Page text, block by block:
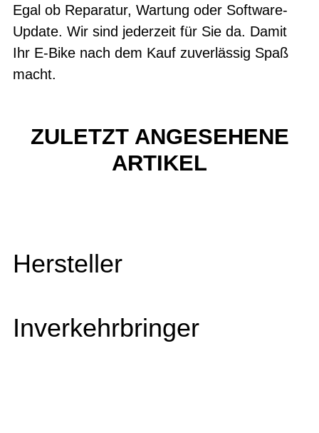
Egal ob Reparatur, Wartung oder Software-
Update. Wir sind jederzeit für Sie da. Damit
Ihr E-Bike nach dem Kauf zuverlässig Spaß
macht.
ZULETZT ANGESEHENE
ARTIKEL
Hersteller
Inverkehrbringer